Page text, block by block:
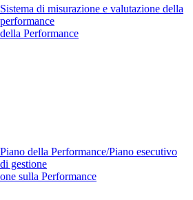
Sistema di misurazione e valutazione della
performance
Performance
Piano della Performance/Piano esecutivo
di gestione
sulla Performance